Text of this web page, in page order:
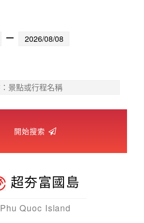
開始搜索
超夯富國島
Phu Quoc Island